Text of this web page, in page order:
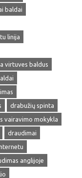
baldai
linija
virtuves baldus
drabužių spinta
vairavimo mokykla
draudimai
anglijoje